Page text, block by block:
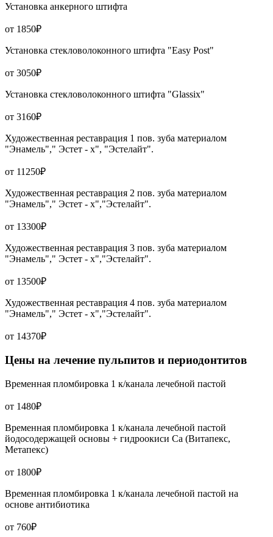
Установка анкерного штифта
от 1850₽
Установка стекловолоконного штифта "Easy Post"
от 3050₽
Установка стекловолоконного штифта "Glassix"
от 3160₽
Художественная реставрация 1 пов. зуба материалом
"Энамель"," Эстет - х", "Эстелайт".
от 11250₽
Художественная реставрация 2 пов. зуба материалом
"Энамель"," Эстет - х","Эстелайт".
от 13300₽
Художественная реставрация 3 пов. зуба материалом
"Энамель"," Эстет - х","Эстелайт".
от 13500₽
Художественная реставрация 4 пов. зуба материалом
"Энамель"," Эстет - х","Эстелайт".
от 14370₽
Цены на лечение пульпитов и периодонтитов
Временная пломбировка 1 к/канала лечебной пастой
от 1480₽
Временная пломбировка 1 к/канала лечебной пастой
йодосодержащей основы + гидроокиси Са (Витапекс,
Метапекс)
от 1800₽
Временная пломбировка 1 к/канала лечебной пастой на
основе антибиотика
от 760₽